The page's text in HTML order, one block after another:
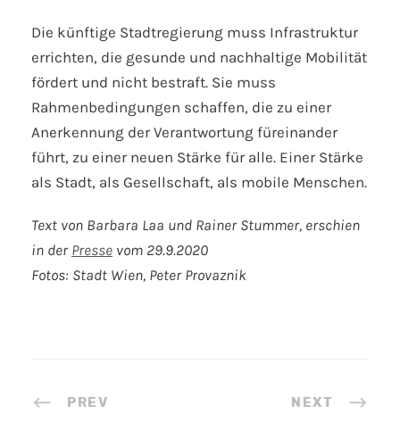
Die künftige Stadtregierung muss Infrastruktur
errichten, die gesunde und nachhaltige Mobilität
fördert und nicht bestraft. Sie muss
Rahmenbedingungen schaffen, die zu einer
Anerkennung der Verantwortung füreinander
führt, zu einer neuen Stärke für alle. Einer Stärke
als Stadt, als Gesellschaft, als mobile Menschen.
Text von Barbara Laa und Rainer Stummer, erschien
in der Presse vom 29.9.2020
Fotos: Stadt Wien, Peter Provaznik
PREV NEXT